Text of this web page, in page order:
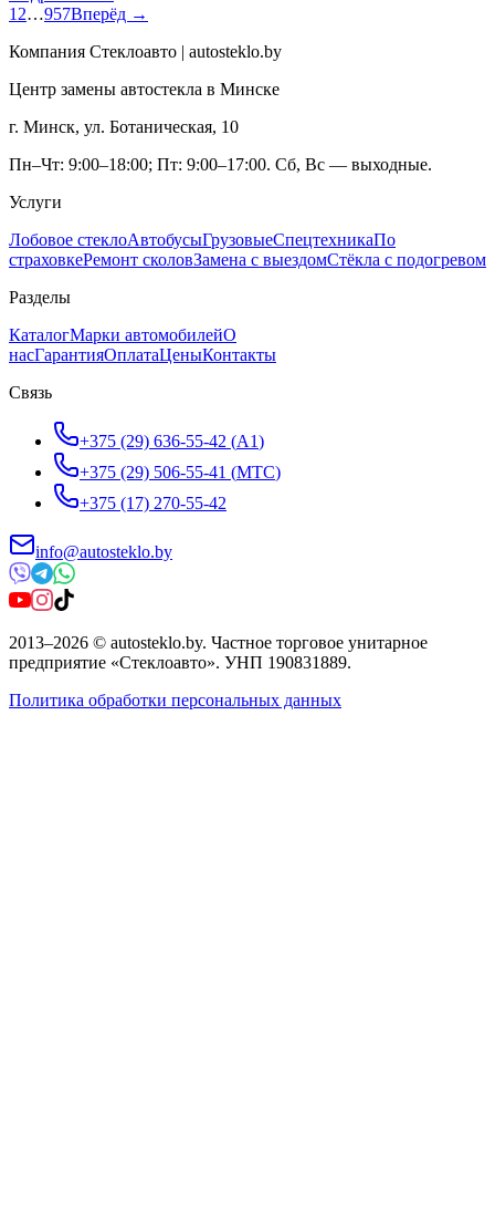
1 2…957Вперёд →
Компания Стеклоавто | autosteklo.by
Центр замены автостекла в Минске
г. Минск, ул. Ботаническая, 10
Пн–Чт: 9:00–18:00; Пт: 9:00–17:00. Сб, Вс — выходные.
Услуги
Лобовое стеклоАвтобусыГрузовыеСпецтехникаПо
страховкеРемонт сколовЗамена с выездомСтёкла с подогревом
Разделы
КаталогМарки автомобилейО
насГарантияОплатаЦеныКонтакты
Связь
+375 (29) 636-55-42 (A1)
+375 (29) 506-55-41 (МТС)
+375 (17) 270-55-42
info@autosteklo.by
2013–2026 © autosteklo.by. Частное торговое унитарное
предприятие «Стеклоавто». УНП 190831889.
Политика обработки персональных данных